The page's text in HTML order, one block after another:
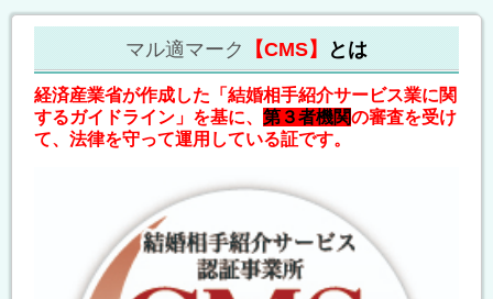
マル適マーク 【CMS】 とは
経済産業省が作成した「結婚相手紹介サービス業に関
するガイドライン」を基に、 第３者機関の審査を受け
て、法律を守って運用している証です。